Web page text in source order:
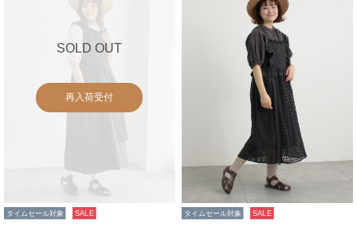
SOLD OUT
再入荷受付
タイムセール対象 SALE タイムセール対象 SALE